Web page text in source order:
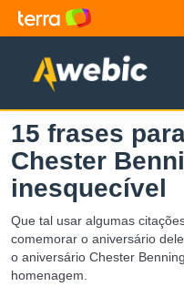
15 frases
Chester
inesquecível
Que tal usar algumas
comemorar o aniversário
o aniversário Chester
homenagem.